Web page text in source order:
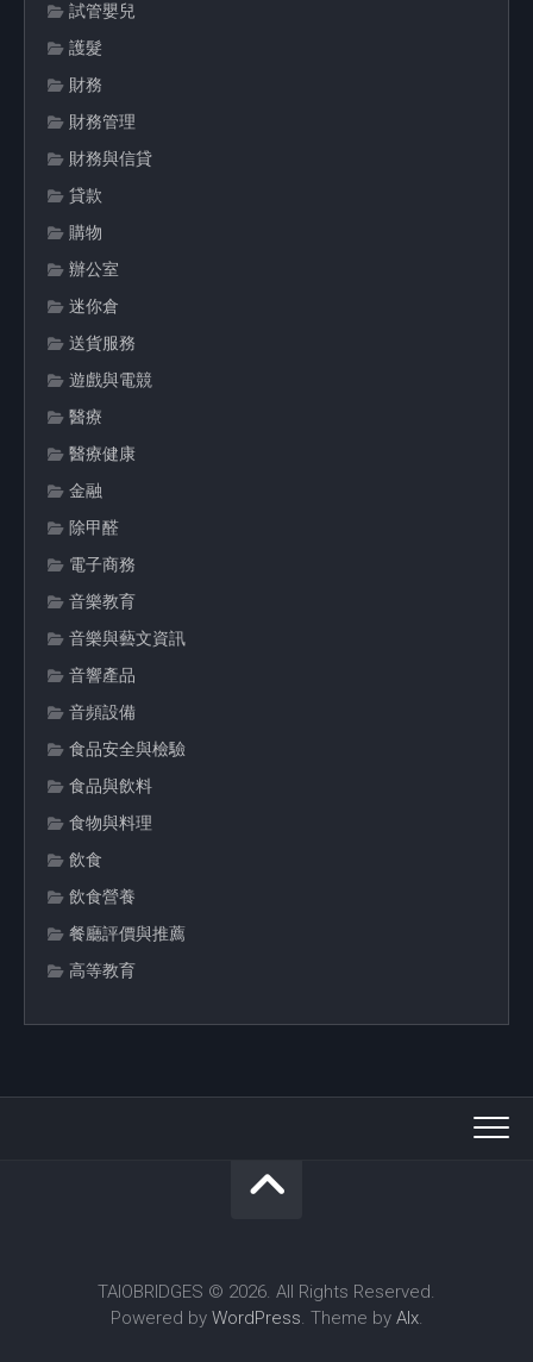
試管嬰兒
護髮
財務
財務管理
財務與信貸
貸款
購物
辦公室
迷你倉
送貨服務
遊戲與電競
醫療
醫療健康
金融
除甲醛
電子商務
音樂教育
音樂與藝文資訊
音響產品
音頻設備
食品安全與檢驗
食品與飲料
食物與料理
飲食
飲食營養
餐廳評價與推薦
高等教育
TAIOBRIDGES © 2026. All Rights Reserved.
Powered by WordPress. Theme by Alx.